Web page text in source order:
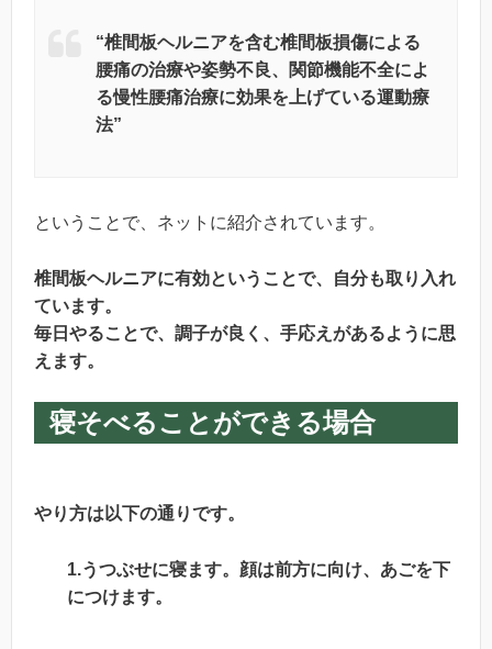
“椎間板ヘルニアを含む椎間板損傷による
腰痛の治療や姿勢不良、関節機能不全によ
る慢性腰痛治療に効果を上げている運動療
法”
ということで、ネットに紹介されています。
椎間板ヘルニアに有効ということで、自分も取り入れ
ています。
毎日やることで、調子が良く、手応えがあるように思
えます。
寝そべることができる場合
やり方は以下の通りです。
1.うつぶせに寝ます。顔は前方に向け、あごを下
につけます。